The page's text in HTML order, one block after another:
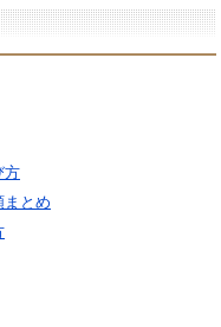
方
まとめ